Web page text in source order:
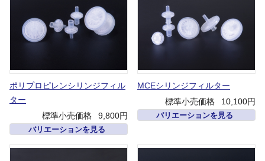
ポリプロピレンシリンジフィル
ター
標準小売価格
9,800円
バリエーションを見る
MCEシリンジフィルター
標準小売価格
10,100円
バリエーションを見る